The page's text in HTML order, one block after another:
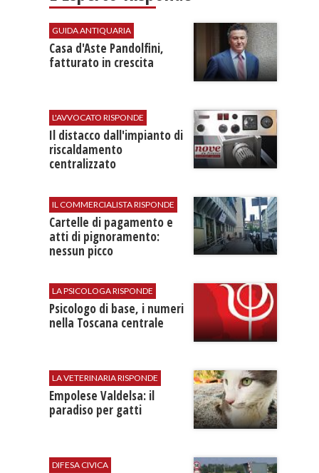
GUIDA ANTIQUARIA
Casa d'Aste Pandolfini,
fatturato in crescita
L'AVVOCATO RISPONDE
Il distacco dall'impianto di
riscaldamento
centralizzato
IL COMMERCIALISTA RISPONDE
Cartelle di pagamento e
atti di pignoramento:
nessun picco
LA PSICOLOGA RISPONDE
Psicologo di base, i numeri
nella Toscana centrale
LA VETERINARIA RISPONDE
Empolese Valdelsa: il
paradiso per gatti
DIFESA CIVICA